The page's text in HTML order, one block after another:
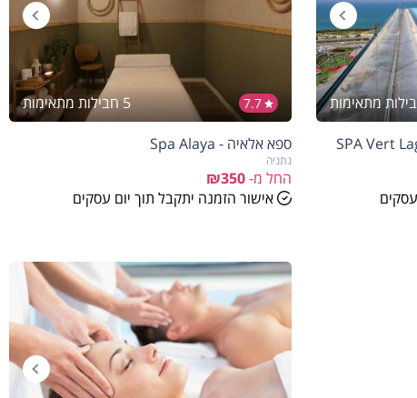
7.7 5 חבילות מתאימות
ספא אלאיה - Spa Alaya
נתניה
החל מ-₪350
אישור הזמנה יתקבל תוך יום עסקים